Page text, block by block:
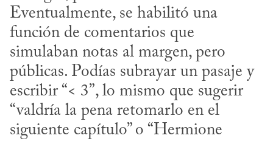
Eventualmente, se habilitó una
función de comentarios que
simulaban notas al margen, pero
públicas. Podías subrayar un pasaje y
escribir “< 3”, lo mismo que sugerir
“valdría la pena retomarlo en el
siguiente capítulo” o “Hermione